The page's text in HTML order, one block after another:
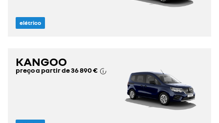
elétrico
KANGOO
preço a partir de36 890 €